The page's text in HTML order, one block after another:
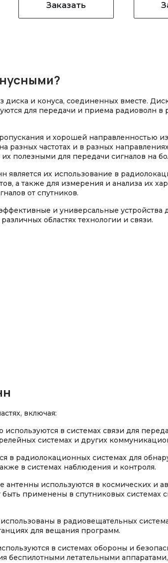
Заказать
и конуса, соединенных вместе.
для передачи и приема радиоволн
и хорошей направленностью
частотах и в разных
полезными для передачи сигналов на
их использование в
а также для измерения и анализа их
от спутников.
и универсальные
областях технологии и связи.
включая:
в системах связи для
системах и других
в радиолокационных системах для
в системах наблюдения и контроля.
антенны используются в космических и
применены в спутниковых системах
в радиовещательных
для вещания программ.
в системах обороны и
беспилотными летательными